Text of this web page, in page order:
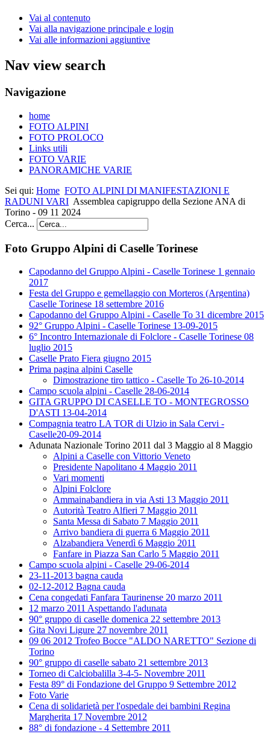
Vai al contenuto
Vai alla navigazione principale e login
Vai alle informazioni aggiuntive
Nav view search
Navigazione
home
FOTO ALPINI
FOTO PROLOCO
Links utili
FOTO VARIE
PANORAMICHE VARIE
Sei qui: Home FOTO ALPINI DI MANIFESTAZIONI E
RADUNI VARI Assemblea capigruppo della Sezione ANA di
Torino - 09 11 2024
Cerca...
Foto Gruppo Alpini di Caselle Torinese
Capodanno del Gruppo Alpini - Caselle Torinese 1 gennaio
2017
Festa del Gruppo e gemellaggio con Morteros (Argentina)
Caselle Torinese 18 settembre 2016
Capodanno del Gruppo Alpini - Caselle To 31 dicembre 2015
92° Gruppo Alpini - Caselle Torinese 13-09-2015
6° Incontro Internazionale di Folclore - Caselle Torinese 08
luglio 2015
Caselle Prato Fiera giugno 2015
Prima pagina alpini Caselle
Dimostrazione tiro tattico - Caselle To 26-10-2014
Campo scuola alpini - Caselle 28-06-2014
GITA GRUPPO DI CASELLE TO - MONTEGROSSO
D'ASTI 13-04-2014
Compagnia teatro LA TOR di Ulzio in Sala Cervi -
Caselle20-09-2014
Adunata Nazionale Torino 2011 dal 3 Maggio al 8 Maggio
Alpini a Caselle con Vittorio Veneto
Presidente Napolitano 4 Maggio 2011
Vari momenti
Alpini Folclore
Ammainabandiera in via Asti 13 Maggio 2011
Autorità Teatro Alfieri 7 Maggio 2011
Santa Messa di Sabato 7 Maggio 2011
Arrivo bandiera di guerra 6 Maggio 2011
Alzabandiera Venerdì 6 Maggio 2011
Fanfare in Piazza San Carlo 5 Maggio 2011
Campo scuola alpini - Caselle 29-06-2014
23-11-2013 bagna cauda
02-12-2012 Bagna cauda
Cena congedati Fanfara Taurinense 20 marzo 2011
12 marzo 2011 Aspettando l'adunata
90° gruppo di caselle domenica 22 settembre 2013
Gita Novi Ligure 27 novembre 2011
09 06 2012 Trofeo Bocce "ALDO NARETTO" Sezione di
Torino
90° gruppo di caselle sabato 21 settembre 2013
Torneo di Calciobalilla 3-4-5- Novembre 2011
Festa 89° di Fondazione del Gruppo 9 Settembre 2012
Foto Varie
Cena di solidarietà per l'ospedale dei bambini Regina
Margherita 17 Novembre 2012
88° di fondazione - 4 Settembre 2011